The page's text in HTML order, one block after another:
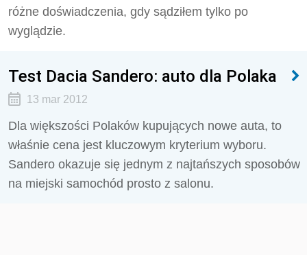
różne doświadczenia, gdy sądziłem tylko po
wyglądzie.
Test Dacia Sandero: auto dla Polaka
13 mar 2012
Dla większości Polaków kupujących nowe auta, to
właśnie cena jest kluczowym kryterium wyboru.
Sandero okazuje się jednym z najtańszych sposobów
na miejski samochód prosto z salonu.